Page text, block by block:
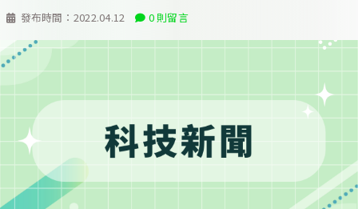
發布時間： 2022.04.12 0 則留言